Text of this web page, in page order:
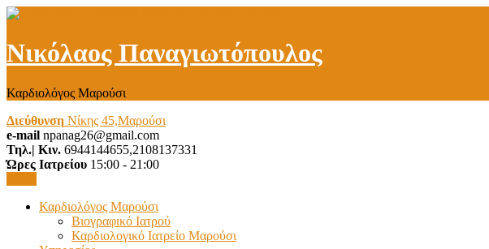
Νικόλαος Παναγιωτόπουλος
Καρδιολόγος Μαρούσι
Διεύθυνση Νίκης 45,Μαρούσι
e-mail npanag26@gmail.com
Τηλ.| Κιν. 6944144655,2108137331
Ώρες Ιατρείου 15:00 - 21:00
Καρδιολόγος Μαρούσι
Βιογραφικό Ιατρού
Καρδιολογικό Ιατρείο Μαρούσι